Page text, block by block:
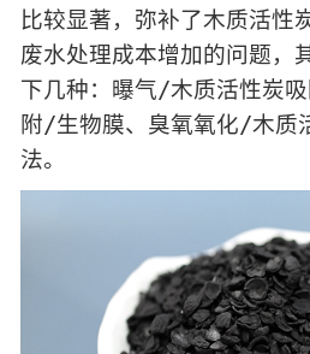
比较显著，弥补了木质活性
废水处理成本增加的问题，
下几种：曝气/木质活性炭
附/生物膜、臭氧氧化/木质
法。